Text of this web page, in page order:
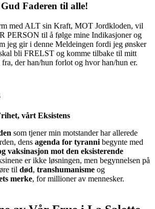
Faderen til alle!
med ALT sin Kraft, MOT Jordkloden, vil
PERSON til å følge mine Indikasjoner og
jeg gir i denne Meldeingen fordi jeg ønsker
bli FRELST og komme tilbake til mitt
der han/hun forlot og hvor han/hun er.
vårt Eksistens
som tjener min motstander har allerede
dens agenda for tyranni begynte med
vaksinasjon mot den eksisterende
er ikke løsningen, men begynnelsen på
til død, transhumanisme og
merke, for millioner av mennesker.